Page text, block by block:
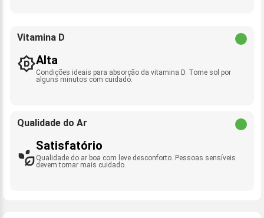
Vitamina D
Alta
Condições ideais para absorção da vitamina D. Tome sol por
alguns minutos com cuidado.
Qualidade do Ar
Satisfatório
Qualidade do ar boa com leve desconforto. Pessoas sensíveis
devem tomar mais cuidado.